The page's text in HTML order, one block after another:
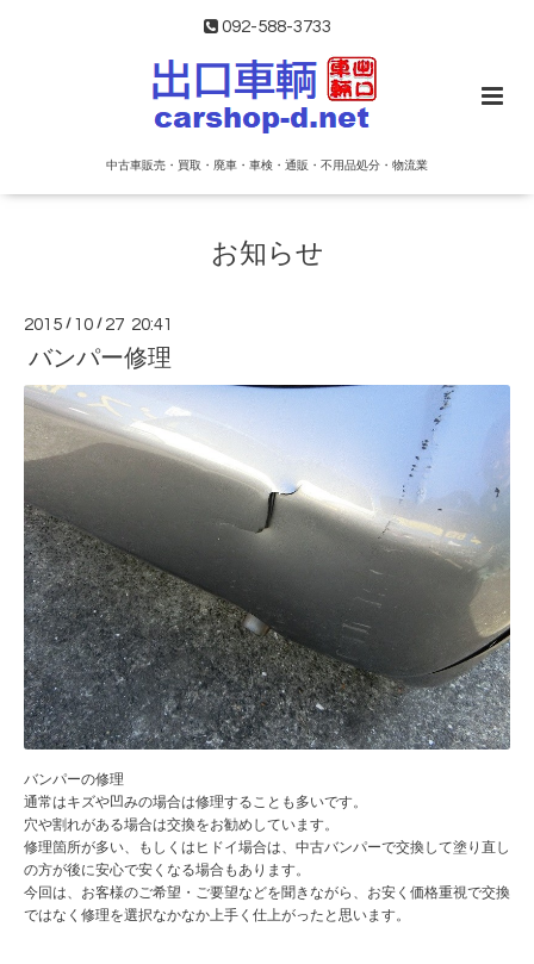
092-588-3733
中古車販売・買取・廃車・車検・通販・不用品処分・物流業
お知らせ
2015 / 10 / 27 20:41
バンパー修理
バンパーの修理
通常はキズや凹みの場合は修理することも多いです。
穴や割れがある場合は交換をお勧めしています。
修理箇所が多い、もしくはヒドイ場合は、中古バンパーで交換して塗り直し
の方が後に安心で安くなる場合もあります。
今回は、お客様のご希望・ご要望などを聞きながら、お安く価格重視で交換
ではなく修理を選択なかなか上手く仕上がったと思います。